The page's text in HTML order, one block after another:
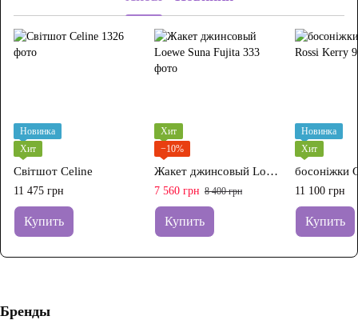
Новинка
Хит
Світшот Celine
11 475 грн
Купить
Хит
−10%
Жакет джинсовый Loewe Suna Fujita
7 560 грн 8 400 грн
Купить
Новинка
Хит
11 100 грн
Купить
Бренды